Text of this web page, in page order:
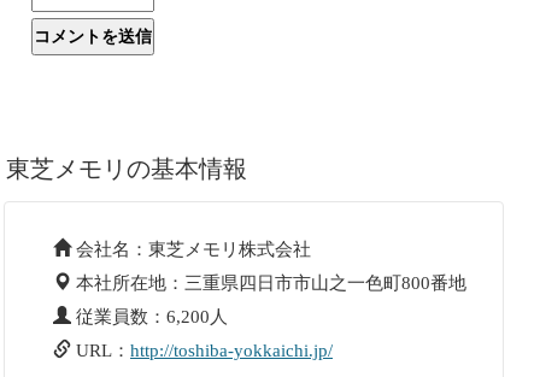
東芝メモリの基本情報
会社名：東芝メモリ株式会社
本社所在地：三重県四日市市山之一色町800番地
従業員数：6,200人
URL： http://toshiba-yokkaichi.jp/